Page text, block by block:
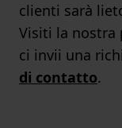
clienti sarà
Visiti la nostra
ci invii una
di contatto.